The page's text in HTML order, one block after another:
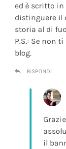
ed è scritto in
distinguere il
storia al di
P.S.: Se non
blog.
RISPONDI
il